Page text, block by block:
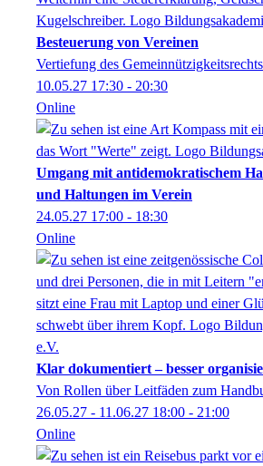
Besteuerung von Vereinen
Vertiefung des Gemeinnützigkeitsrechts
10.05.27 17:30 - 20:30
Online
Umgang mit antidemokratischem
und Haltungen im Verein
24.05.27 17:00 - 18:30
Online
Klar dokumentiert – besser
Von Rollen über Leitfäden zum
26.05.27 - 11.06.27 18:00 - 21:00
Online